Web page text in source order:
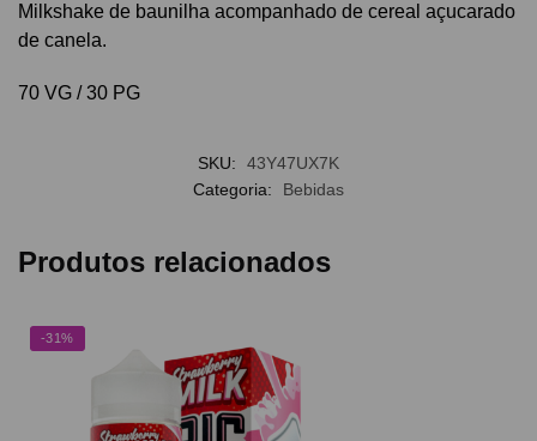
Milkshake de baunilha acompanhado de cereal açucarado
de canela.
70 VG / 30 PG
SKU:
43Y47UX7K
Categoria:
Bebidas
Produtos relacionados
-31%